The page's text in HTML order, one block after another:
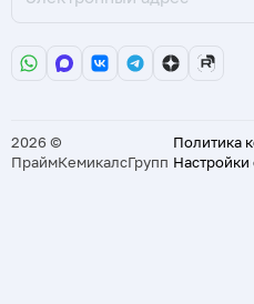
2026 ©
ПраймКемикалсГрупп
Политика
Настройки